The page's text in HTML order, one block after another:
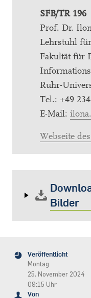
SFB/TR 196
Prof. Dr.
Lehrstuhl
Fakultät für
Ruhr-
Tel.: +49
E-Mail:
Webseite
Bilder
Veröffentlicht
Montag
25. November 2024
09:15 Uhr
Von